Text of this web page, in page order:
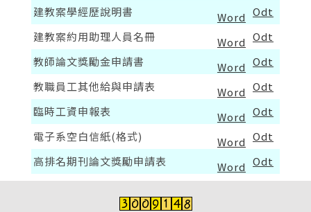
建教案學經歷說明書
Word Odt
建教案約用助理人員名冊
Word Odt
教師論文獎勵金申請書
Word Odt
教職員工其他給與申請表
Word Odt
臨時工資申報表
Word Odt
電子系空白信紙(格式)
Word Odt
高排名期刊論文獎勵申請表
Word Odt